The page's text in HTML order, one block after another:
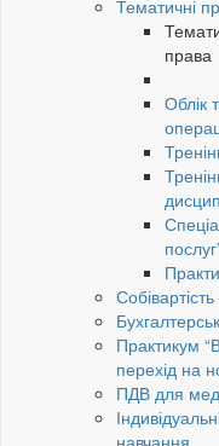
Тематичні
права
Облік
Практикум
перехід на
ПДВ для